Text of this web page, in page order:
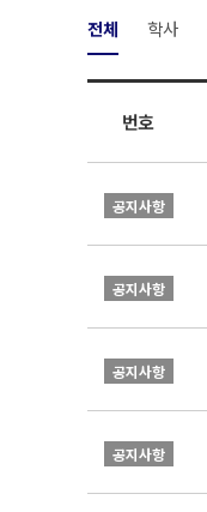
전체 학사
번호
공지사항
공지사항
공지사항
공지사항